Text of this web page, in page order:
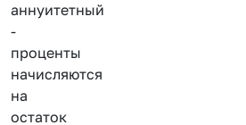
аннуитетный
-
проценты
начисляются
на
остаток